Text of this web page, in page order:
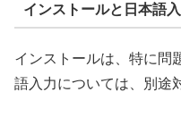
インストールと日本語
インストールは、特に問
語入力については、別途